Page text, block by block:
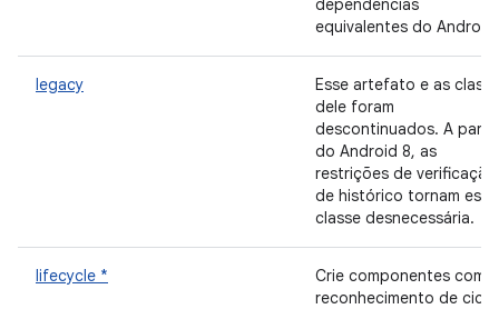
dependências
equivalentes do
legacy
Esse artefato e as
dele foram
descontinuados. A partir
do Android 8, as
restrições de verificação
de histórico tornam essa
classe desnecessária.
lifecycle *
Crie componentes com
reconhecimento de ciclo